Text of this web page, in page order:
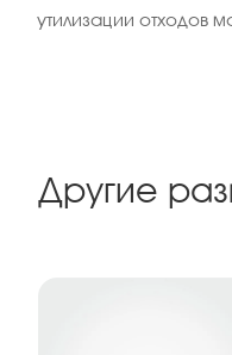
утилизации отходов
Другие